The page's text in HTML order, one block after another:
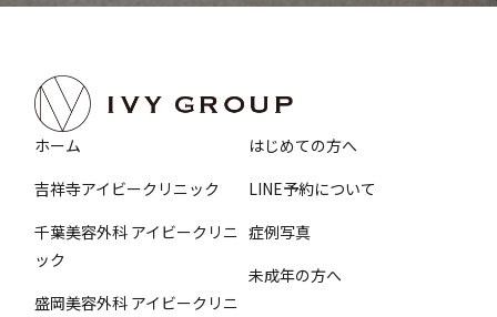
ホーム
吉祥寺アイビークリニック
千葉美容外科 アイビークリニ
ック
盛岡美容外科 アイビークリニ
はじめての方へ
LINE予約について
症例写真
未成年の方へ